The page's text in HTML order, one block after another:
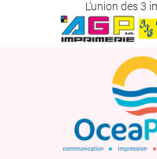
L’union des 3